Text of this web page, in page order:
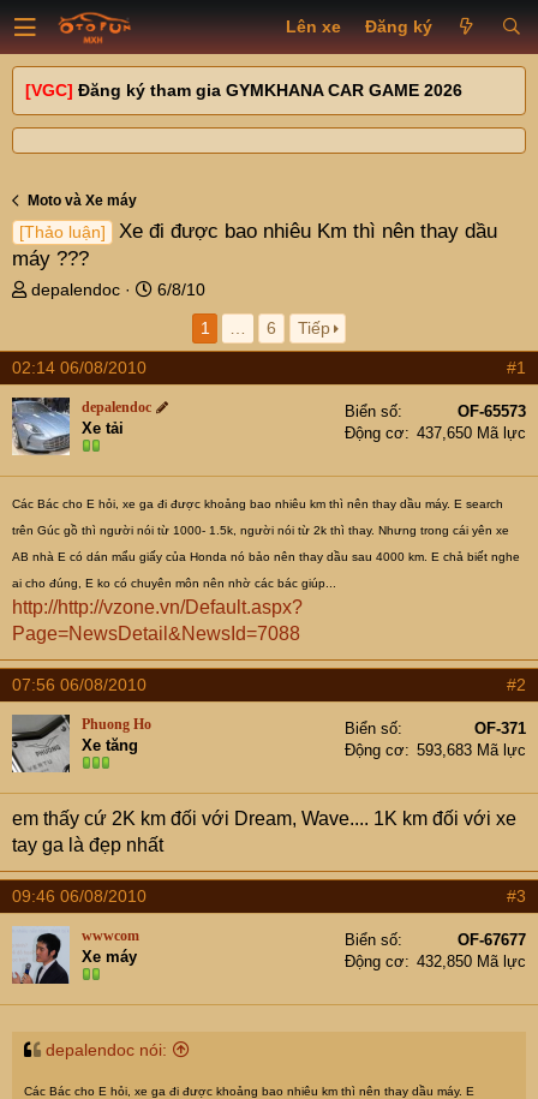
Lên xe Đăng ký
[VGC] Đăng ký tham gia GYMKHANA CAR GAME 2026
Moto và Xe máy
[Thảo luận]
Xe đi được bao nhiêu Km thì nên thay dầu
máy ???
T
e
a
d
s
t
e
r
depalendoc
N
y
ử
6/8/10
1
6 Tiếp
02:14 06/08/2010 #1
depalendoc
Xe tải
Biển số
OF-65573
Động cơ
437,650 Mã lực
Các Bác cho E hỏi, xe ga đi được khoảng bao nhiêu km thì nên thay dầu máy. E search
trên Gúc gồ thì người nói từ 1000- 1.5k, người nói từ 2k thì thay. Nhưng trong cái yên xe
AB nhà E có dán mẩu giấy của Honda nó bảo nên thay dầu sau 4000 km. E chả biết nghe
ai cho đúng, E ko có chuyên môn nên nhờ các bác giúp...
http://http://vzone.vn/Default.aspx?
Page=NewsDetail&NewsId=7088
07:56 06/08/2010 #2
Phuong Ho
Xe tăng
Biển số
OF-371
Động cơ
593,683 Mã lực
em thấy cứ 2K km đối với Dream, Wave.... 1K km đối với xe
tay ga là đẹp nhất
09:46 06/08/2010 #3
wwwcom
Xe máy
Biển số
OF-67677
Động cơ
432,850 Mã lực
depalendoc nói:
Các Bác cho E hỏi, xe ga đi được khoảng bao nhiêu km thì nên thay dầu máy. E